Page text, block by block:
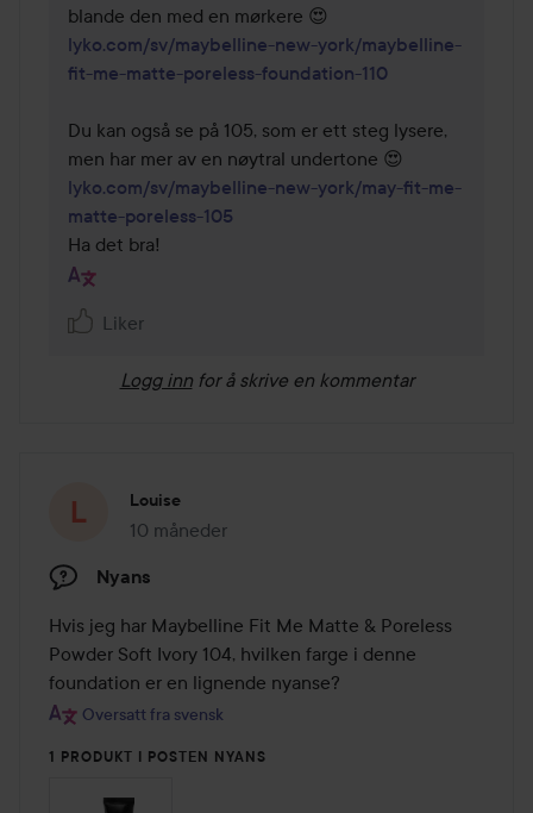
lyko.com/sv/maybelline-new-york/maybelline-
fit-me-matte-poreless-foundation-110
Du kan også se på 105, som er ett steg lysere,
lyko.com/sv/maybelline-new-york/may-fit-me-
matte-poreless-105
Ha det bra!
Liker
Logg inn for å skrive en kommentar
Louise
10 måneder
Innlegget ble opprettet 10 måneder
Nyans
Hvis jeg har Maybelline Fit Me Matte & Poreless
Powder Soft Ivory 104, hvilken farge i denne
foundation er en lignende nyanse?
Oversatt fra svensk
1 PRODUKT I POSTEN NYANS